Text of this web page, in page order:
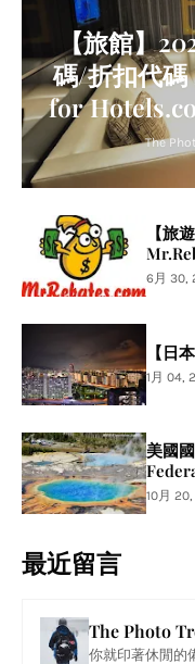
【旅館】
碼/折扣代
for
The
【旅
6月 30,
【日
1月 04,
美國
10月 20,
最近留言
The Photo
你就印著休閒的